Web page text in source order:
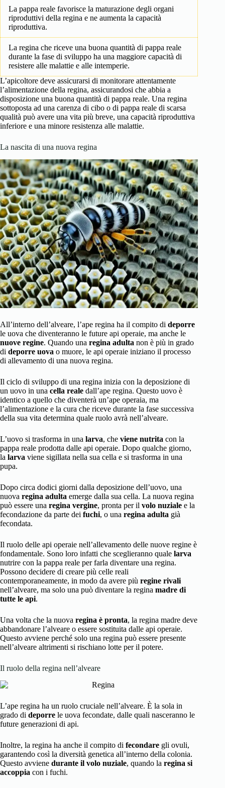
La pappa reale favorisce la maturazione degli organi
riproduttivi della regina e ne aumenta la capacità
riproduttiva.
La regina che riceve una buona quantità di pappa reale
durante la fase di sviluppo ha una maggiore capacità di
resistere alle malattie e alle intemperie.
L’apicoltore deve assicurarsi di monitorare attentamente
l’alimentazione della regina, assicurandosi che abbia a
disposizione una buona quantità di pappa reale. Una regina
sottoposta ad una carenza di cibo o di pappa reale di scarsa
qualità può avere una vita più breve, una capacità riproduttiva
inferiore e una minore resistenza alle malattie.
La nascita di una nuova regina
All’interno dell’alveare, l’ape regina ha il compito di deporre
le uova che diventeranno le future api operaie, ma anche le
nuove regine. Quando una regina adulta non è più in grado
di deporre uova o muore, le api operaie iniziano il processo
di allevamento di una nuova regina.
Il ciclo di sviluppo di una regina inizia con la deposizione di
un uovo in una cella reale dall’ape regina. Questo uovo è
identico a quello che diventerà un’ape operaia, ma
l’alimentazione e la cura che riceve durante la fase successiva
della sua vita determina quale ruolo avrà nell’alveare.
L’uovo si trasforma in una larva, che viene nutrita con la
pappa reale prodotta dalle api operaie. Dopo qualche giorno,
la larva viene sigillata nella sua cella e si trasforma in una
pupa.
Dopo circa dodici giorni dalla deposizione dell’uovo, una
nuova regina adulta emerge dalla sua cella. La nuova regina
può essere una regina vergine, pronta per il volo nuziale e la
fecondazione da parte dei fuchi, o una regina adulta già
fecondata.
Il ruolo delle api operaie nell’allevamento delle nuove regine è
fondamentale. Sono loro infatti che sceglieranno quale larva
nutrire con la pappa reale per farla diventare una regina.
Possono decidere di creare più celle reali
contemporaneamente, in modo da avere più regine rivali
nell’alveare, ma solo una può diventare la regina madre di
tutte le api.
Una volta che la nuova regina è pronta, la regina madre deve
abbandonare l’alveare o essere sostituita dalle api operaie.
Questo avviene perché solo una regina può essere presente
nell’alveare altrimenti si rischiano lotte per il potere.
Il ruolo della regina nell’alveare
L’ape regina ha un ruolo cruciale nell’alveare. È la sola in
grado di deporre le uova fecondate, dalle quali nasceranno le
future generazioni di api.
Inoltre, la regina ha anche il compito di fecondare gli ovuli,
garantendo così la diversità genetica all’interno della colonia.
Questo avviene durante il volo nuziale, quando la regina si
accoppia con i fuchi.